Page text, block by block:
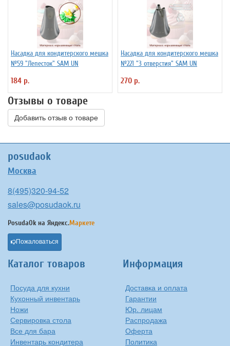
Насадка для кондитерского мешка
№59 "Лепесток" SAM UN
184 р.
Насадка для кондитерского мешка
№221 "3 отверстия" SAM UN
270 р.
Отзывы о товаре
Добавить отзыв о товаре
posudaok
Москва
8(495)320-94-52
sales@posudaok.ru
PosudaOk на Яндекс.Маркете
Пожаловаться
Каталог товаров
Посуда для кухни
Кухонный инвентарь
Ножи
Сервировка стола
Все для бара
Инвентарь кондитера
Информация
Доставка и оплата
Гарантии
Юр. лицам
Распродажа
Оферта
Политика